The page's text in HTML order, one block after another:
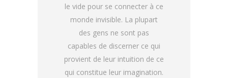
le vide pour se connecter à ce
monde invisible. La plupart
des gens ne sont pas
capables de discerner ce qui
provient de leur intuition de ce
qui constitue leur imagination.